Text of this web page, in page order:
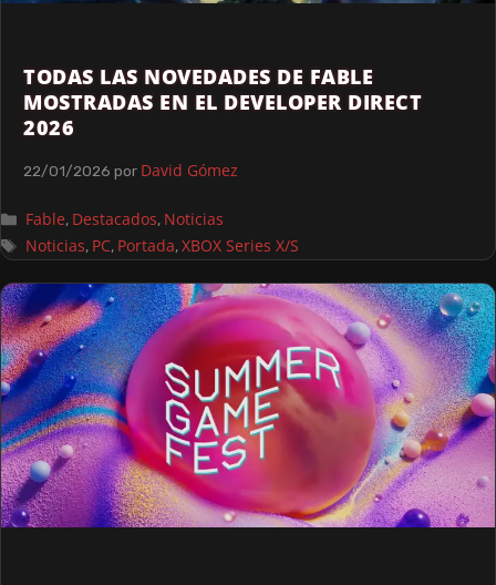
TODAS LAS NOVEDADES DE FABLE
MOSTRADAS EN EL DEVELOPER DIRECT
2026
22/01/2026 por David Gómez
Fable, Destacados, Noticias
Noticias, PC, Portada,XBOX Series X/S